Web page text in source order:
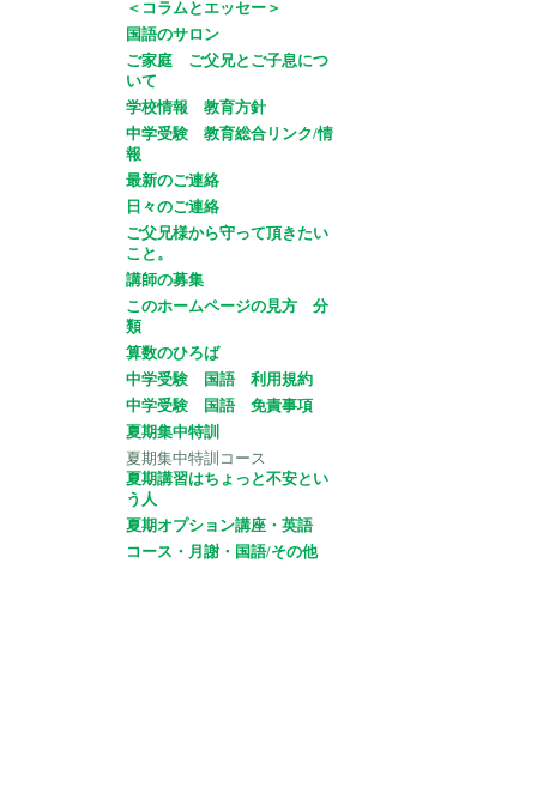
＜コラムとエッセー＞
国語のサロン
ご家庭 ご父兄とご子息につ
いて
学校情報 教育方針
中学受験 教育総合リンク/情
報
最新のご連絡
日々のご連絡
ご父兄様から守って頂きたい
こと。
講師の募集
このホームページの見方 分
類
算数のひろば
中学受験 国語 利用規約
中学受験 国語 免責事項
夏期集中特訓
夏期集中特訓コース
夏期講習はちょっと不安とい
う人
夏期オプション講座・英語
コース・月謝・国語/その他